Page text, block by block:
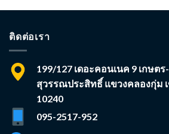
ติดต่อเรา
199/127 เดอะคอนเนค 9 เกษต
สุวรรณประสิทธิ์ แขวงคลองกุ่ม
10240
095-2517-952